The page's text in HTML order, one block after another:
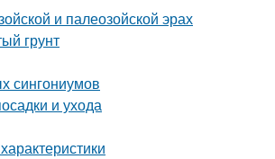
и палеозойской эрах
грунт
сингониумов
и ухода